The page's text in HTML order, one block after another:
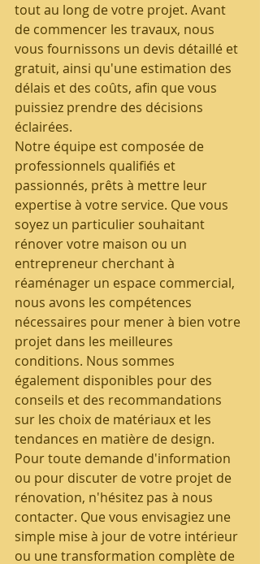
tout au long de votre projet. Avant
de commencer les travaux, nous
vous fournissons un devis détaillé et
gratuit, ainsi qu'une estimation des
délais et des coûts, afin que vous
puissiez prendre des décisions
éclairées.
Notre équipe est composée de
professionnels qualifiés et
passionnés, prêts à mettre leur
expertise à votre service. Que vous
soyez un particulier souhaitant
rénover votre maison ou un
entrepreneur cherchant à
réaménager un espace commercial,
nous avons les compétences
nécessaires pour mener à bien votre
projet dans les meilleures
conditions. Nous sommes
également disponibles pour des
conseils et des recommandations
sur les choix de matériaux et les
tendances en matière de design.
Pour toute demande d'information
ou pour discuter de votre projet de
rénovation, n'hésitez pas à nous
contacter. Que vous envisagiez une
simple mise à jour de votre intérieur
ou une transformation complète de